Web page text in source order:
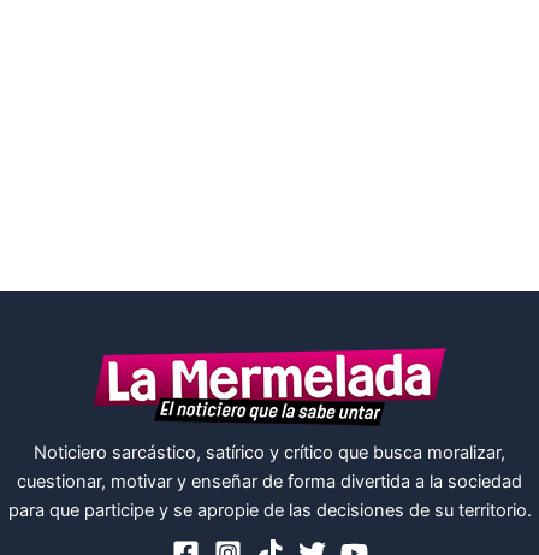
Noticiero sarcástico, satírico y crítico que busca moralizar,
cuestionar, motivar y enseñar de forma divertida a la sociedad
para que participe y se apropie de las decisiones de su territorio.